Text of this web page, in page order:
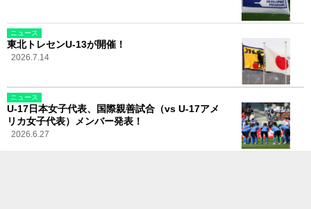
ニュース
東北トレセンU-13が開催！
2026.7.14
ニュース
U-17日本女子代表、国際親善試合（vs U-17アメ
リカ女子代表）メンバー発表！
2026.6.27